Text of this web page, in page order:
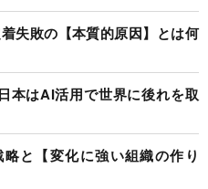
失敗の【本質的原因】とは何
本はAI活用で世界に後れを取
と【変化に強い組織の作り